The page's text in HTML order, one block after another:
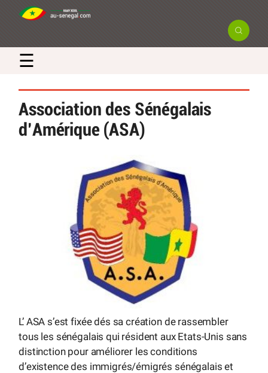
☰
Association des Sénégalais
d’Amérique (ASA)
L’ ASA s’est fixée dés sa création de rassembler
tous les sénégalais qui résident aux Etats-Unis sans
distinction pour améliorer les conditions
d’existence des immigrés/émigrés sénégalais et